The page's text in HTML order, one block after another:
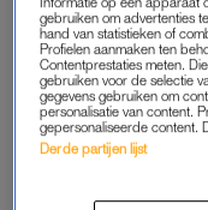
VREEMD
Via zijn agent stuurt
bodyguard van
dat wil ze niet
gebruiken om advertenties
hand van statistieken of
Profielen aanmaken ten
Contentprestaties meten.
gebruiken voor de selectie
gegevens gebruiken om
personalisatie van content.
gepersonaliseerde content.
Derde partijen lijst